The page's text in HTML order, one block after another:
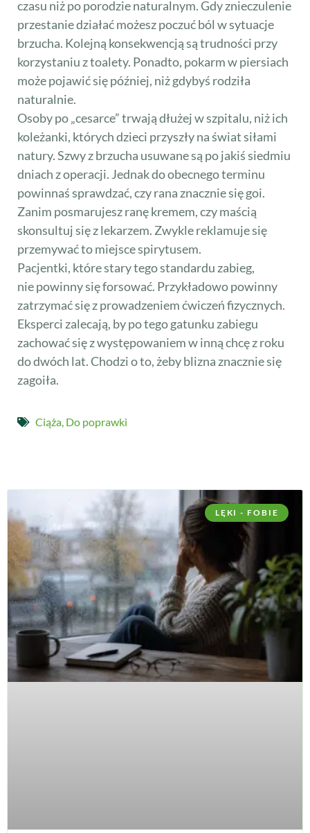
czasu niż po porodzie naturalnym. Gdy znieczulenie
przestanie działać możesz poczuć ból w sytuacje
brzucha. Kolejną konsekwencją są trudności przy
korzystaniu z toalety. Ponadto, pokarm w piersiach
może pojawić się później, niż gdybyś rodziła
naturalnie.
Osoby po „cesarce” trwają dłużej w szpitalu, niż ich
koleżanki, których dzieci przyszły na świat siłami
natury. Szwy z brzucha usuwane są po jakiś siedmiu
dniach z operacji. Jednak do obecnego terminu
powinnaś sprawdzać, czy rana znacznie się goi.
Zanim posmarujesz ranę kremem, czy maścią
skonsultuj się z lekarzem. Zwykle reklamuje się
przemywać to miejsce spirytusem.
Pacjentki, które stary tego standardu zabieg,
nie powinny się forsować. Przykładowo powinny
zatrzymać się z prowadzeniem ćwiczeń fizycznych.
Eksperci zalecają, by po tego gatunku zabiegu
zachować się z występowaniem w inną chcę z roku
do dwóch lat. Chodzi o to, żeby blizna znacznie się
zagoiła.
Ciąża Do poprawki
LĘKI - FOBIE